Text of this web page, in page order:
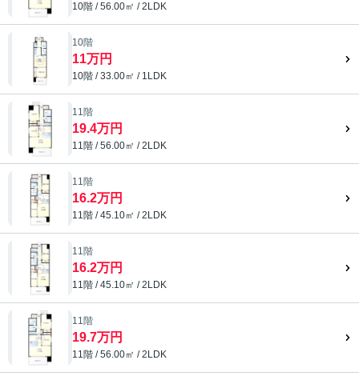
10階 / 56.00㎡ / 2LDK
10階
11万円
10階 / 33.00㎡ / 1LDK
11階
19.4万円
11階 / 56.00㎡ / 2LDK
11階
16.2万円
11階 / 45.10㎡ / 2LDK
11階
16.2万円
11階 / 45.10㎡ / 2LDK
11階
19.7万円
11階 / 56.00㎡ / 2LDK